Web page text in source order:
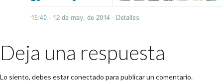
Deja una respuesta
Lo siento, debes estarconectado para publicar un comentario.